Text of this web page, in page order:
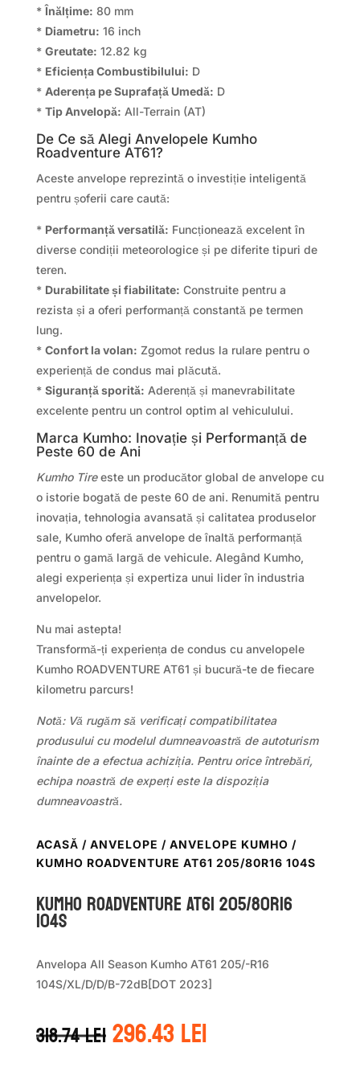
*Înălțime: 80 mm
* Diametru: 16 inch
* Greutate: 12.82 kg
* Eficiența Combustibilului: D
* Aderența pe Suprafață Umedă: D
* Tip Anvelopă: All-Terrain (AT)
De Ce să Alegi Anvelopele Kumho
Roadventure AT61?
Aceste anvelope reprezintă o investiție inteligentă
pentru șoferii care caută:
* Performanță versatilă: Funcționează excelent în
diverse condiții meteorologice și pe diferite tipuri de
teren.
* Durabilitate și fiabilitate: Construite pentru a
rezista și a oferi performanță constantă pe termen
lung.
* Confort la volan: Zgomot redus la rulare pentru o
experiență de condus mai plăcută.
* Siguranță sporită: Aderență și manevrabilitate
excelente pentru un control optim al vehiculului.
Marca Kumho: Inovație și Performanță de
Peste 60 de Ani
Kumho Tireeste un producător global de anvelope cu
o istorie bogată de peste 60 de ani. Renumită pentru
inovația, tehnologia avansată și calitatea produselor
sale, Kumho oferă anvelope de înaltă performanță
pentru o gamă largă de vehicule. Alegând Kumho,
alegi experiența și expertiza unui lider în industria
anvelopelor.
Nu mai astepta!
Transformă-ți experiența de condus cu anvelopele
Kumho ROADVENTURE AT61 și bucură-te de fiecare
kilometru parcurs!
Notă: Vă rugăm să verificați compatibilitatea
produsului cu modelul dumneavoastră de autoturism
înainte de a efectua achiziția. Pentru orice întrebări,
echipa noastră de experți este la dispoziția
dumneavoastră.
ACASĂ / ANVELOPE / ANVELOPE KUMHO /
KUMHO ROADVENTURE AT61 205/80R16 104S
Kumho ROADVENTURE AT61 205/80R16
104S
Anvelopa All Season Kumho AT61 205/-R16
104S/XL/D/D/B-72dB[DOT 2023]
318.74leiPrețul
inițial
296.43leiPrețul
curent